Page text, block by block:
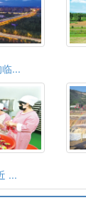
...
...